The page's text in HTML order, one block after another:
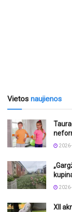
Vietos naujienos
XII